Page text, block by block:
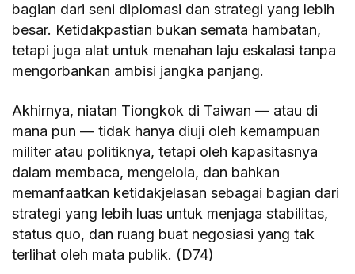
bagian dari seni diplomasi dan strategi yang lebih
besar. Ketidakpastian bukan semata hambatan,
tetapi juga alat untuk menahan laju eskalasi tanpa
mengorbankan ambisi jangka panjang.
Akhirnya, niatan Tiongkok di Taiwan — atau di
mana pun — tidak hanya diuji oleh kemampuan
militer atau politiknya, tetapi oleh kapasitasnya
dalam membaca, mengelola, dan bahkan
memanfaatkan ketidakjelasan sebagai bagian dari
strategi yang lebih luas untuk menjaga stabilitas,
status quo, dan ruang buat negosiasi yang tak
terlihat oleh mata publik. (D74)